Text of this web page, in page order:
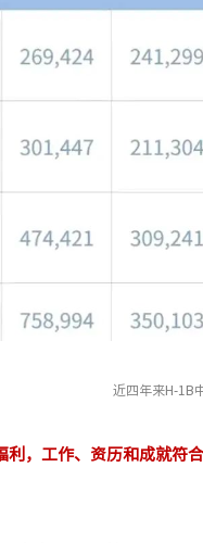
近四年来H-1B
利，工作、资历和成就符